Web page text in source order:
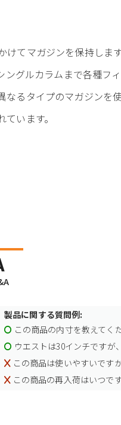
てマガジンを保持します
グルカラムまで各種フィ
るタイプのマガジンを使
います。
製品に関する質問例:
この商品の内寸を教えてく
ウエストは30インチですが
この商品は使いやすいです
この商品の再入荷はいつで